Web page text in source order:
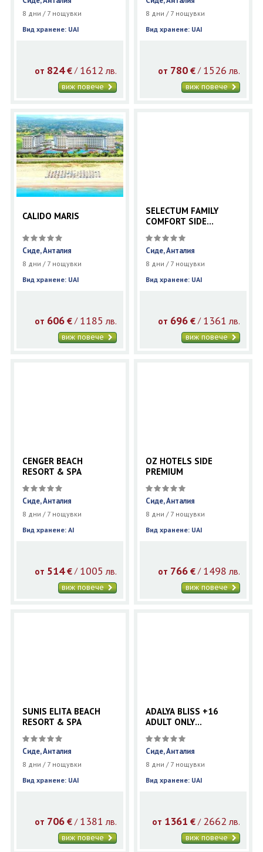
8 дни / 7 нощувки
Вид хранене: UAI
от 824 €/ 1612 лв.
виж повече
8 дни / 7 нощувки
Вид хранене: UAI
от 780 € / 1526 лв.
виж повече
CALIDO MARIS
Сиде, Анталия
8 дни / 7 нощувки
Вид хранене: UAI
от 606 €/ 1185 лв.
виж повече
SELECTUM FAMILY
COMFORT SIDE
Сиде, Анталия
8 дни / 7 нощувки
Вид хранене: UAI
от 696 € / 1361 лв.
виж повече
CENGER BEACH
RESORT & SPA
Сиде, Анталия
8 дни / 7 нощувки
Вид хранене: AI
от 514 €/ 1005 лв.
виж повече
OZ HOTELS SIDE
PREMIUM
Сиде, Анталия
8 дни / 7 нощувки
Вид хранене: UAI
от 766 € / 1498 лв.
виж повече
SUNIS ELITA BEACH
RESORT & SPA
Сиде, Анталия
8 дни / 7 нощувки
Вид хранене: UAI
от 706 €/ 1381 лв.
виж повече
ADALYA BLISS +16
ADULT ONLY
(EX.ADALYA RESORT &
SPA)
Сиде, Анталия
8 дни / 7 нощувки
Вид хранене: UAI
от 1361 € / 2662 лв.
виж повече